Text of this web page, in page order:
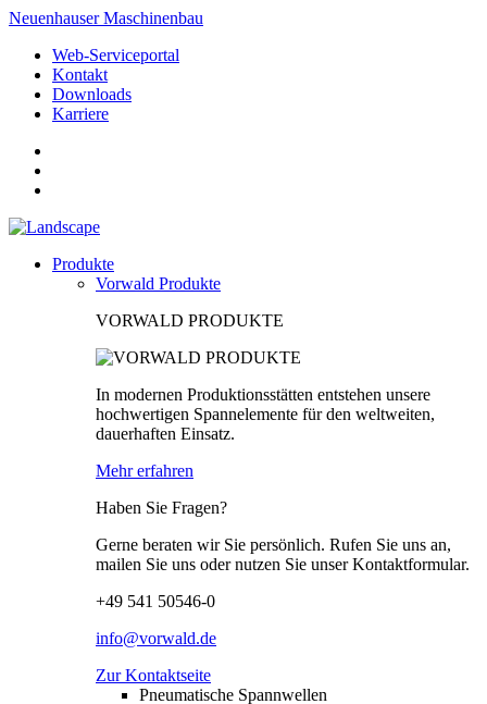
Neuenhauser Maschinenbau
Web-Serviceportal
Kontakt
Downloads
Karriere
Produkte
Vorwald Produkte
VORWALD PRODUKTE
In modernen Produktionsstätten entstehen unsere
hochwertigen Spannelemente für den weltweiten,
dauerhaften Einsatz.
Mehr erfahren
Haben Sie Fragen?
Gerne beraten wir Sie persönlich. Rufen Sie uns an,
mailen Sie uns oder nutzen Sie unser Kontaktformular.
+49 541 50546-0
info@vorwald.de
Zur Kontaktseite
Pneumatische Spannwellen